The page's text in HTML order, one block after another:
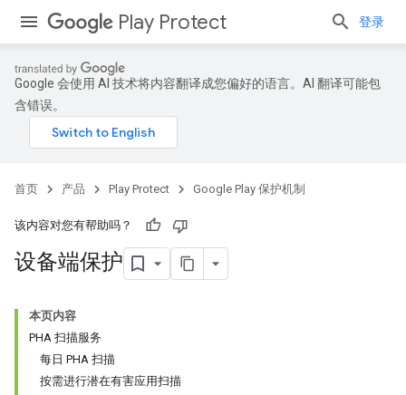
Play Protect 登录
Google 会使用 AI 技术将内容翻译成您偏好的语言。AI 翻译可能包
含错误。
首页 产品 Play Protect Google Play 保护机制
该内容对您有帮助吗？
设备端保护
本页内容
PHA 扫描服务
每日 PHA 扫描
按需进行潜在有害应用扫描